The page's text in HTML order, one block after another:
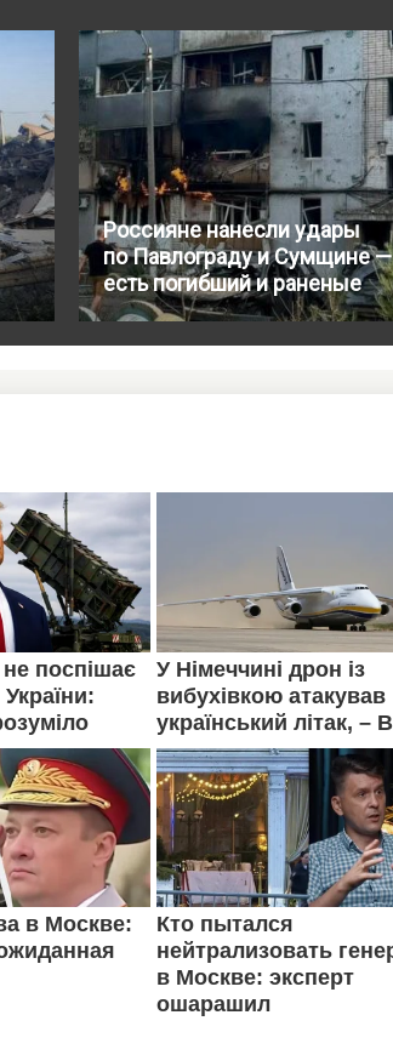
Россияне нанесли удары
по Павлограду и Сумщине —
есть погибший и раненые